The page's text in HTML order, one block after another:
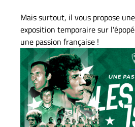
Mais surtout, il vous propose
exposition temporaire sur
une passion française !